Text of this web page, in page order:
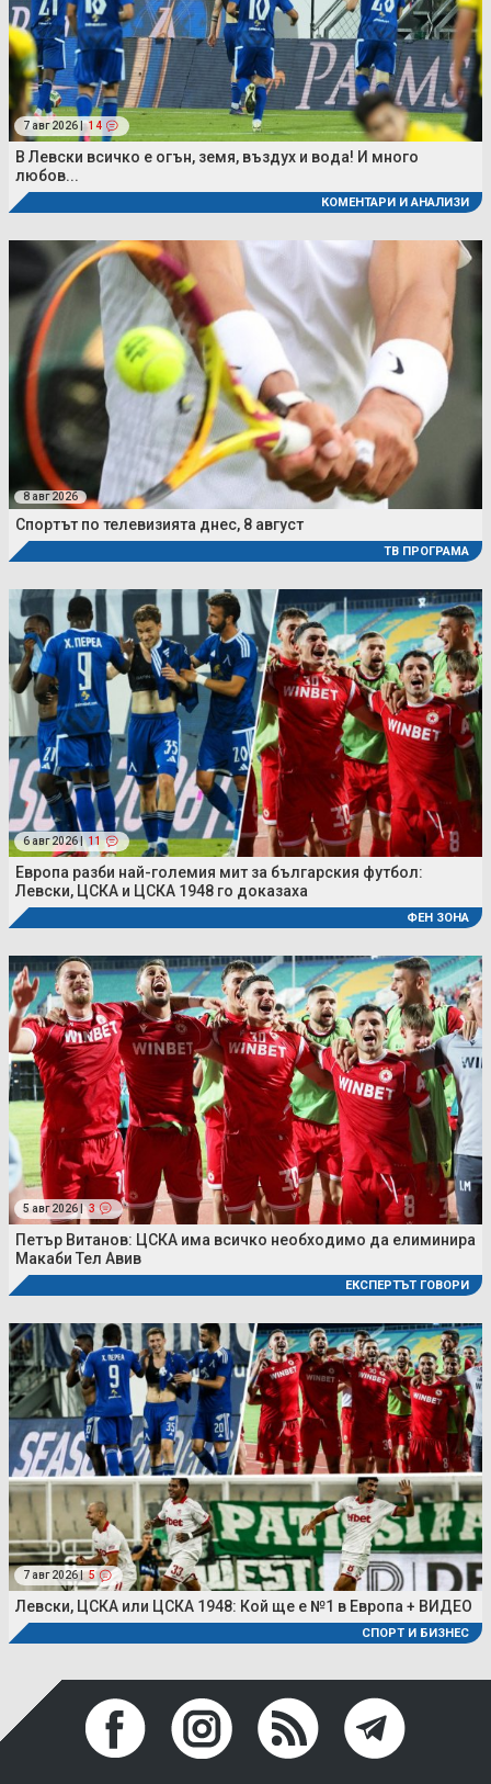
7 авг 2026 | 14
В Левски всичко е огън, земя, въздух и вода! И много
любов...
КОМЕНТАРИ И АНАЛИЗИ
8 авг 2026
Спортът по телевизията днес, 8 август
ТВ ПРОГРАМА
6 авг 2026 | 11
Европа разби най-големия мит за българския футбол:
Левски, ЦСКА и ЦСКА 1948 го доказаха
ФЕН ЗОНА
5 авг 2026 | 3
Петър Витанов: ЦСКА има всичко необходимо да елиминира
Макаби Тел Авив
ЕКСПЕРТЪТ ГОВОРИ
7 авг 2026 | 5
Левски, ЦСКА или ЦСКА 1948: Кой ще е №1 в Европа + ВИДЕО
СПОРТ И БИЗНЕС